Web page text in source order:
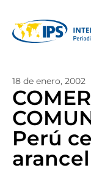
18 de enero, 2002
Perú